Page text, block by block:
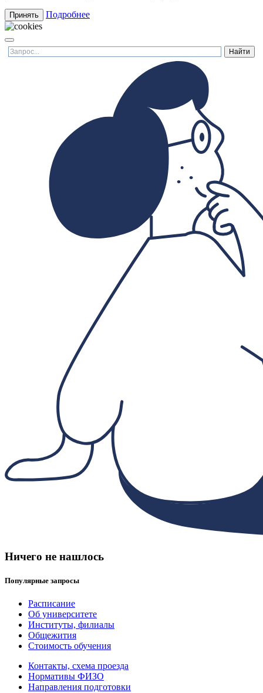
Принять Подробнее
Ничего не нашлось
Популярные запросы
Расписание
Об университете
Институты, филиалы
Общежития
Стоимость обучения
Контакты, схема проезда
Нормативы ФИЗО
Направления подготовки